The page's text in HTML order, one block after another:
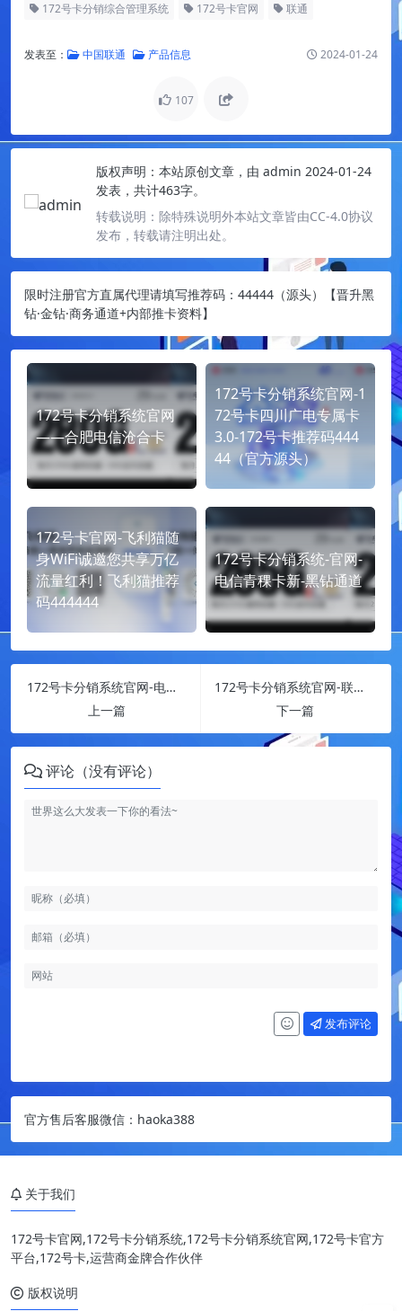
172号卡分销综合管理系统 172号卡官网 联通
发表至： 中国联通 产品信息 2024-01-24
107
版权声明： 本站原创文章，由 admin 2024-01-24
发表，共计463字。
转载说明： 除特殊说明外本站文章皆由CC-4.0协议
发布，转载请注明出处。
限时注册官方直属代理请填写推荐码：44444（源头）【晋升黑
钻·金钻·商务通道+内部推卡资料】
172号卡分销系统官网
——合肥电信沧合卡
172号卡分销系统官网-1
72号卡四川广电专属卡
3.0-172号卡推荐码444
44（官方源头）
172号卡官网-飞利猫随
身WiFi诚邀您共享万亿
流量红利！飞利猫推荐
码444444
172号卡分销系统-官网-
电信青稞卡新-黑钻通道
172号卡分销系统官网-电信-湖南省内专用卡
上一篇
172号卡分销系统官网-联通-沧畅卡
下一篇
评论（没有评论）
发布评论
官方售后客服微信：haoka388
关于我们
172号卡官网,172号卡分销系统,172号卡分销系统官网,172号卡官方
平台,172号卡,运营商金牌合作伙伴
版权说明